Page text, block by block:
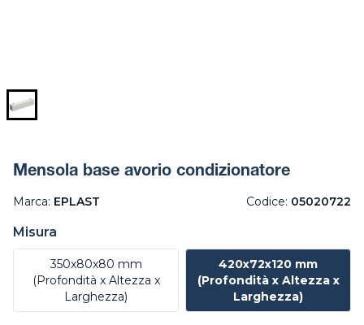
Mensola base avorio condizionatore
Marca: EPLAST Codice: 05020722
Misura
350x80x80 mm
(Profondità x Altezza x
Larghezza)
420x72x120 mm
(Profondità x Altezza x
Larghezza)